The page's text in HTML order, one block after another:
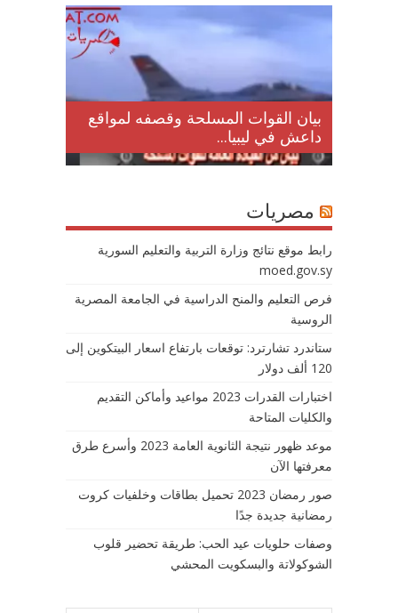
بيان القوات المسلحة وقصفه لمواقع
داعش في ليبيا...
مصريات
رابط موقع نتائج وزارة التربية والتعليم السورية
moed.gov.sy
فرص التعليم والمنح الدراسية في الجامعة المصرية
الروسية
ستاندرد تشارترد: توقعات بارتفاع اسعار البيتكوين إلى
120 ألف دولار
اختبارات القدرات 2023 مواعيد وأماكن التقديم
والكليات المتاحة
موعد ظهور نتيجة الثانوية العامة 2023 وأسرع طرق
معرفتها الآن
صور رمضان 2023 تحميل بطاقات وخلفيات كروت
رمضانية جديدة جدًا
وصفات حلويات عيد الحب: طريقة تحضير قلوب
الشوكولاتة والبسكويت المحشي